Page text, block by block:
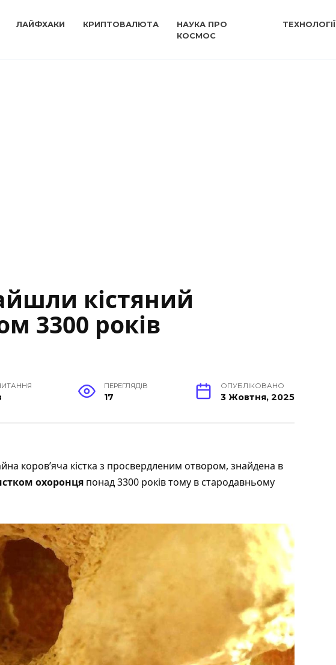
ЛАЙФХАКИ КРИПТОВАЛЮТА
НАУКА ПРО
КОСМОС
ТЕХНОЛОГІЇ
кістяний
3300 років
ПЕРЕГЛЯДІВ
17
ОПУБЛІКОВАНО
3 Жовтня, 2025
коров’яча кістка з просвердленим отвором, знайдена в
охоронця понад 3300 років тому в стародавньому